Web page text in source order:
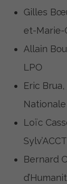
Gilles
et-Marie-
Allain
LPO
Eric
Loïc
Bernard